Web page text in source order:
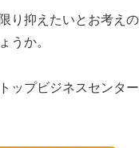
り抑えたいとお考え
うか。
ップビジネスセンタ